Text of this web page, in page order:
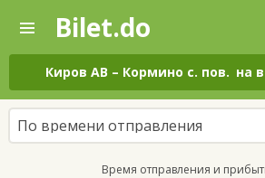
—
Поиск
и
покупка
билетов
на
автобус
онлайн
Bilet.do
Киров АВ – Кормино с. пов. на
По времени отправления
Время отправления и